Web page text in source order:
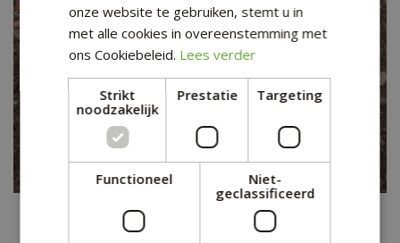
Californische cipres
Chamaecyparis lawsoniana 'Globosa'
onze website te gebruiken, stemt u in
met alle cookies in overeenstemming met
ons Cookiebeleid. Lees verder
Strikt
noodzakelijk
Prestatie Targeting
Functioneel
Niet-
geclassificeerd